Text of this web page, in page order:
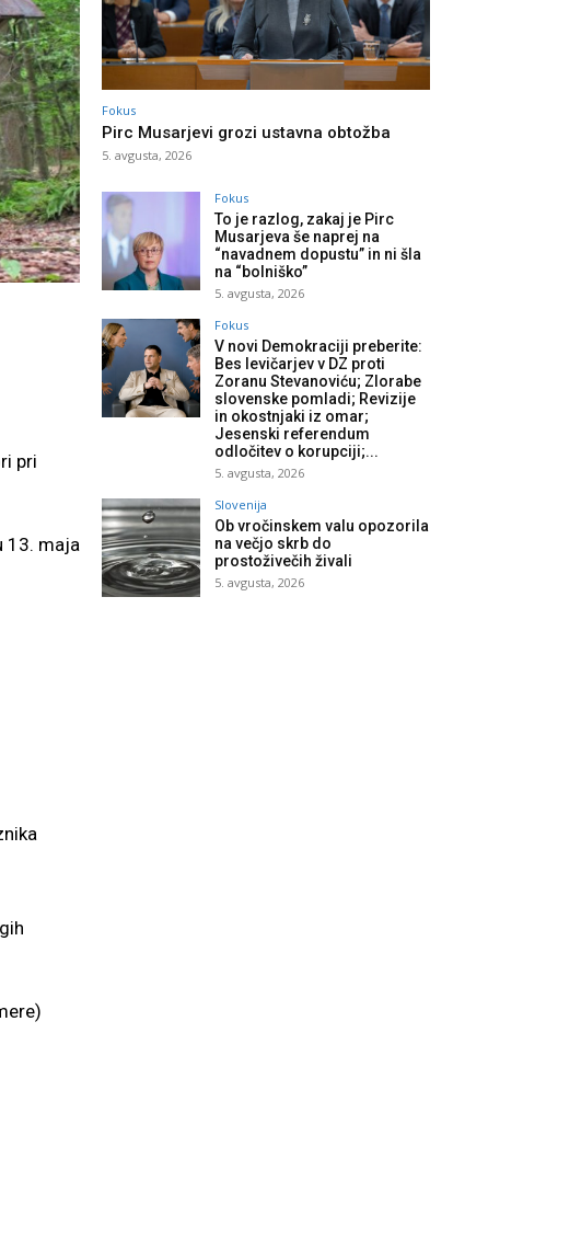
pri
13. maja
Fokus
Pirc Musarjevi grozi ustavna obtožba
5. avgusta, 2026
Fokus
To je razlog, zakaj je Pirc
Musarjeva še naprej na
“navadnem dopustu” in ni šla
na “bolniško”
5. avgusta, 2026
Fokus
V novi Demokraciji preberite:
Bes levičarjev v DZ proti
Zoranu Stevanoviću; Zlorabe
slovenske pomladi; Revizije
in okostnjaki iz omar;
Jesenski referendum
odločitev o korupciji;...
5. avgusta, 2026
Slovenija
Ob vročinskem valu opozorila
na večjo skrb do
prostoživečih živali
5. avgusta, 2026